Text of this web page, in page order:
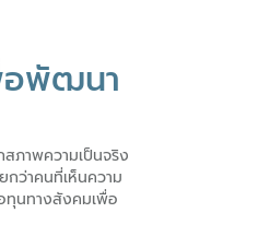
อพัฒนา
ภาพความเป็นจริง
ว่าคนที่เห็นความ
นทางสังคมเพื่อ